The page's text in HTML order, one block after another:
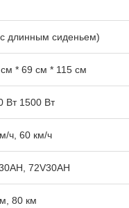
длинным сиденьем)
* 69 см * 115 см
Вт 1500 Вт
ч, 60 км/ч
72V30AH
80 км